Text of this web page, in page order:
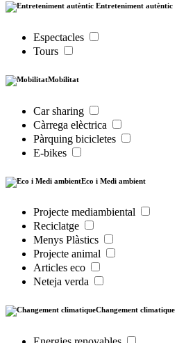
Entreteniment autèntic
Espectacles
Tours
Mobilitat
Car sharing
Càrrega elèctrica
Pàrquing bicicletes
E-bikes
Eco i Medi ambient
Projecte mediambiental
Reciclatge
Menys Plàstics
Projecte animal
Articles eco
Neteja verda
Changement climatique